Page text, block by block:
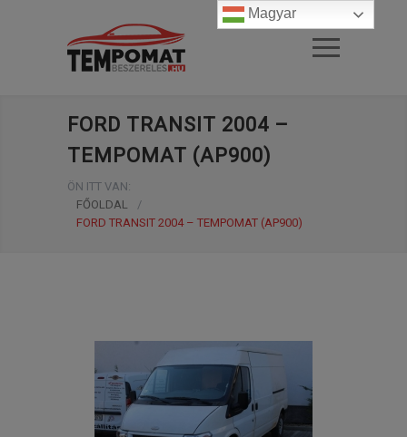
FORD TRANSIT 2004 –
TEMPOMAT (AP900)
ÖN ITT VAN:
FŐOLDAL
/
FORD TRANSIT 2004 – TEMPOMAT (AP900)
Magyar